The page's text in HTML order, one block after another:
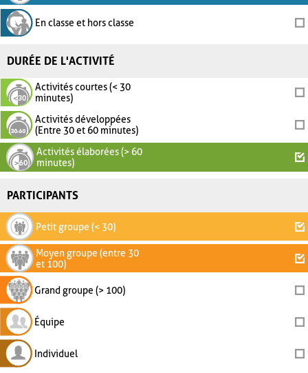
En classe et hors classe
DURÉE DE L'ACTIVITÉ
Activités courtes (< 30
minutes)
Activités développées
(Entre 30 et 60 minutes)
Activités élaborées (> 60
minutes)
PARTICIPANTS
Petit groupe (< 30)
Moyen groupe (entre 30
et 100)
Grand groupe (> 100)
Équipe
Individuel